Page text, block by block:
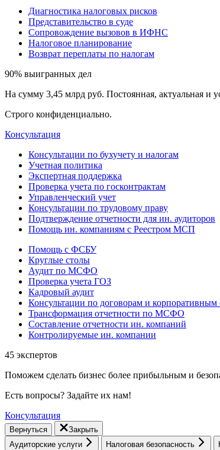
Диагностика налоговых рисков
Представительство в суде
Сопровождение вызовов в ИФНС
Налоговое планирование
Возврат переплаты по налогам
90% выигранных дел
На сумму 3,45 млрд руб. Постоянная, актуальная и
Строго конфиденциально.
Консультация
Консультации по бухучету и налогам
Учетная политика
Экспертная поддержка
Проверка учета по госконтрактам
Управленческий учет
Консультации по трудовому праву
Подтверждение отчетности для ин. аудиторов
Помощь ин. компаниям с Реестром МСП
Помощь с ФСБУ
Круглые столы
Аудит по МСФО
Проверка учета ГОЗ
Кадровый аудит
Консультации по договорам и корпоративным
Трансформация отчетности по МСФО
Составление отчетности ин. компаний
Контролируемые ин. компании
45 экспертов
Поможем сделать бизнес более прибыльным и
Есть вопросы? Задайте их нам!
Консультация
Вернуться
Закрыть
Аудиторские услуги
Налоговая безопасность